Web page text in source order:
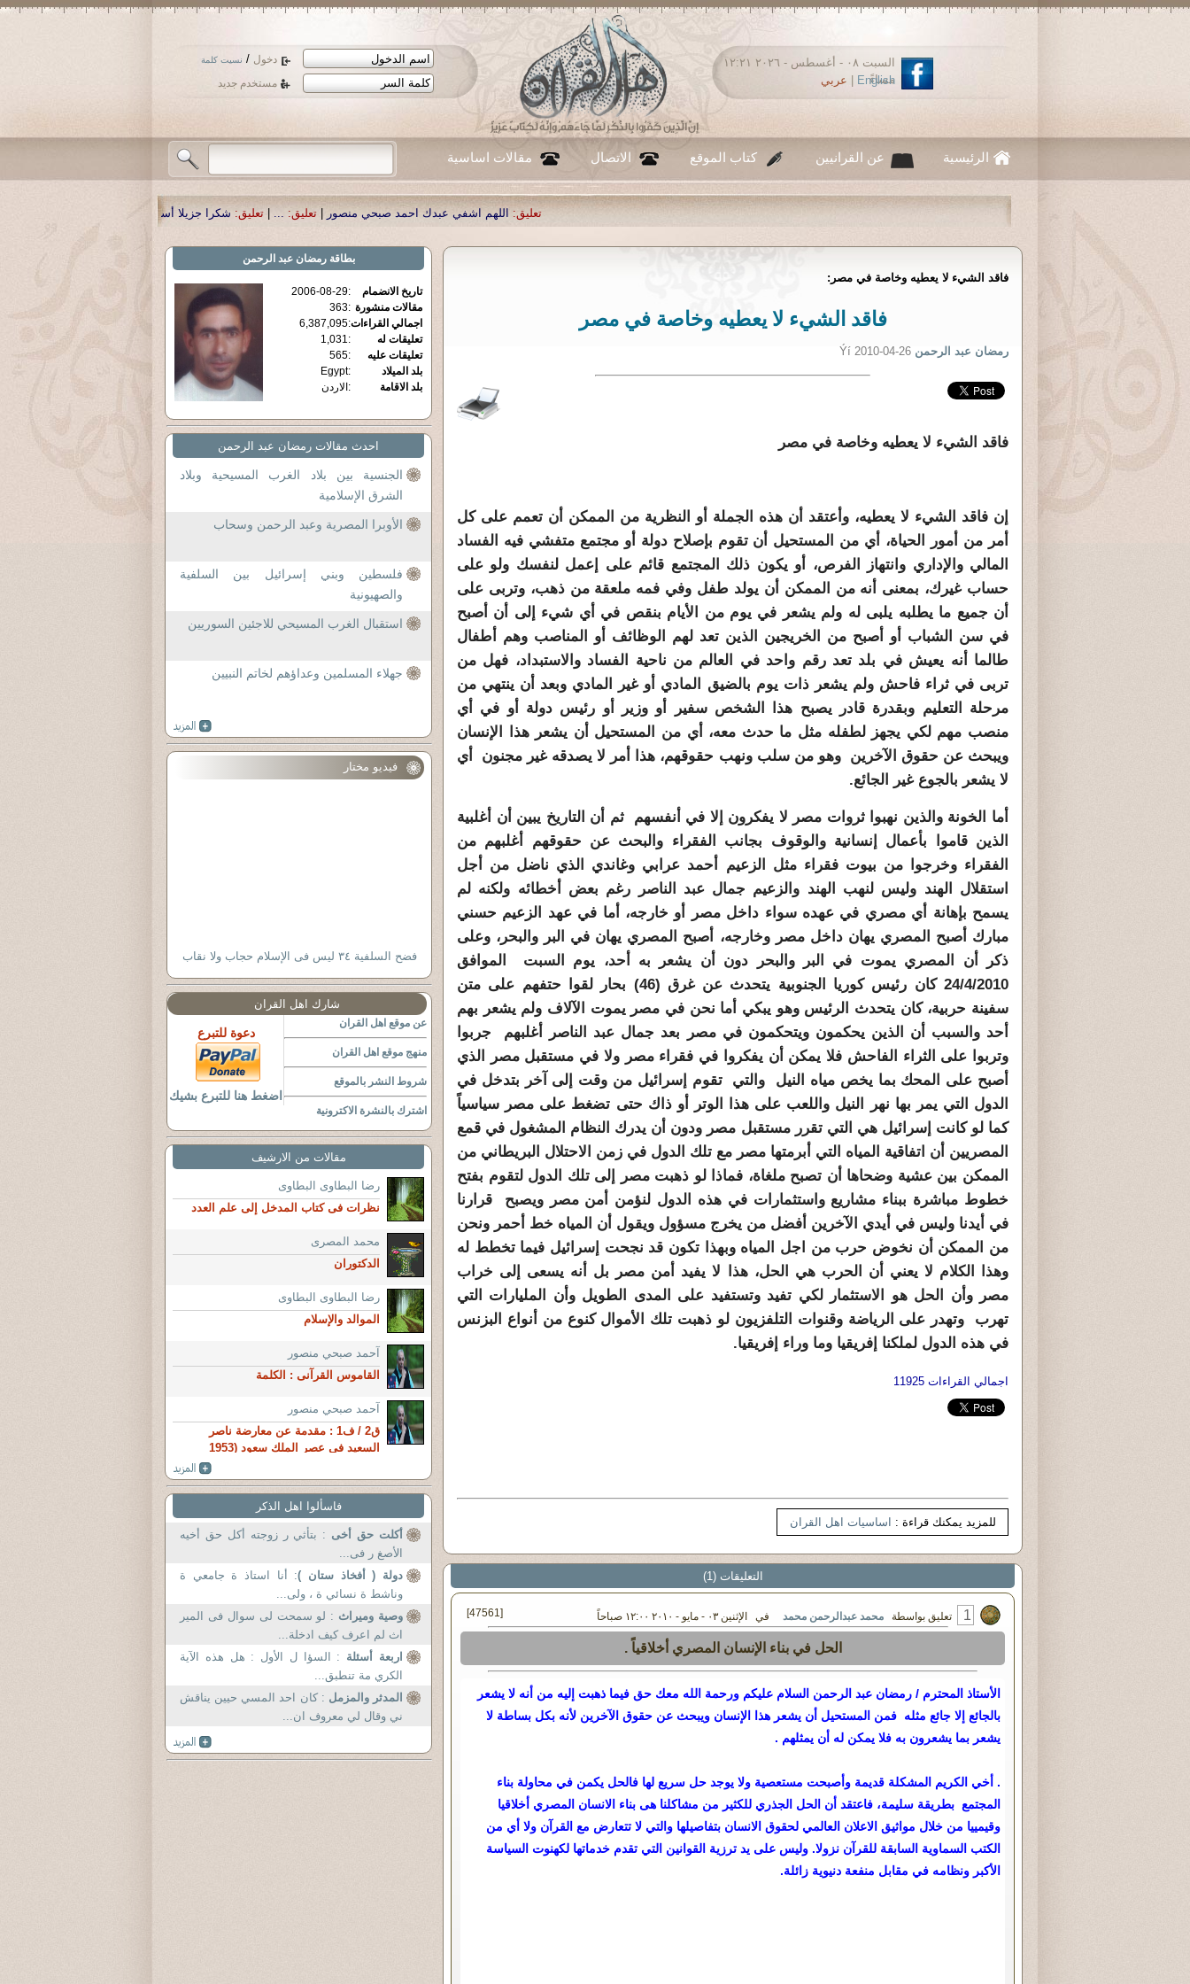
دخول / نسيت كلمة
مستخدم جديد
السبت ٠٨ - أغسطس - ٢٠٢٦ ١٢:٢١
مساءً
English عربي
الرئيسية عن القرانيين كتاب الموقع الاتصال مقالات اساسية
اللهم اشفي عبدك احمد صبحي منصور|تعليق: ...
|تعليق: شكرا جزيلا أستاذ حمد الحمد .أكرمكم الله .
فاقد الشيء لا يعطيه وخاصة في مصر:
فاقد الشيء لا يعطيه وخاصة في مصر
رمضان عبد الرحمن Ýí 2010-04-26
فاقد الشيء لا يعطيه وخاصة في مصر
إن فاقد الشيء لا يعطيه، وأعتقد أن هذه الجملة أو النظرية من الممكن أن تعمم على كل
أمر من أمور الحياة، أي من المستحيل أن تقوم بإصلاح دولة أو مجتمع متفشي فيه الفساد
المالي والإداري وانتهاز الفرص، أو يكون ذلك المجتمع قائم على إعمل لنفسك ولو على
حساب غيرك، بمعنى أنه من الممكن أن يولد طفل وفي فمه ملعقة من ذهب، وتربى على
أن جميع ما يطلبه يلبى له ولم يشعر في يوم من الأيام بنقص في أي شيء إلى أن أصبح
في سن الشباب أو أصبح من الخريجين الذين تعد لهم الوظائف أو المناصب وهم أطفال
طالما أنه يعيش في بلد تعد رقم واحد في العالم من ناحية الفساد والاستبداد، فهل من
تربى في ثراء فاحش ولم يشعر ذات يوم بالضيق المادي أو غير المادي وبعد أن ينتهي من
مرحلة التعليم وبقدرة قادر يصبح هذا الشخص سفير أو وزير أو رئيس دولة أو في أي
منصب مهم لكي يجهز لطفله مثل ما حدث معه، أي من المستحيل أن يشعر هذا الإنسان
ويبحث عن حقوق الآخرين وهو من سلب ونهب حقوقهم، هذا أمر لا يصدقه غير مجنون أي
لا يشعر بالجوع غير الجائع.
أما الخونة والذين نهبوا ثروات مصر لا يفكرون إلا في أنفسهم ثم أن التاريخ يبين أن أغلبية
الذين قاموا بأعمال إنسانية والوقوف بجانب الفقراء والبحث عن حقوقهم أغلبهم من
الفقراء وخرجوا من بيوت فقراء مثل الزعيم أحمد عرابي وغاندي الذي ناضل من أجل
استقلال الهند وليس لنهب الهند والزعيم جمال عبد الناصر رغم بعض أخطائه ولكنه لم
يسمح بإهانة أي مصري في عهده سواء داخل مصر أو خارجه، أما في عهد الزعيم حسني
مبارك أصبح المصري يهان داخل مصر وخارجه، أصبح المصري يهان في البر والبحر، وعلى
ذكر أن المصري يموت في البر والبحر دون أن يشعر به أحد، يوم السبت الموافق
24/4/2010 كان رئيس كوريا الجنوبية يتحدث عن غرق (46) بحار لقوا حتفهم على متن
سفينة حربية، كان يتحدث الرئيس وهو يبكي أما نحن في مصر يموت الآلاف ولم يشعر بهم
أحد والسبب أن الذين يحكمون ويتحكمون في مصر بعد جمال عبد الناصر أغلبهم جربوا
وتربوا على الثراء الفاحش فلا يمكن أن يفكروا في فقراء مصر ولا في مستقبل مصر الذي
أصبح على المحك بما يخص مياه النيل والتي تقوم إسرائيل من وقت إلى آخر بتدخل في
الدول التي يمر بها نهر النيل واللعب على هذا الوتر أو ذاك حتى تضغط على مصر سياسياً
كما لو كانت إسرائيل هي التي تقرر مستقبل مصر ودون أن يدرك النظام المشغول في قمع
المصريين أن اتفاقية المياه التي أبرمتها مصر مع تلك الدول في زمن الاحتلال البريطاني من
الممكن بين عشية وضحاها أن تصبح ملغاة، فماذا لو ذهبت مصر إلى تلك الدول لتقوم بفتح
خطوط مباشرة ببناء مشاريع واستثمارات في هذه الدول لنؤمن أمن مصر ويصبح قرارنا
في أيدنا وليس في أيدي الآخرين أفضل من يخرج مسؤول ويقول أن المياه خط أحمر ونحن
من الممكن أن نخوض حرب من اجل المياه وبهذا تكون قد نجحت إسرائيل فيما تخطط له
وهذا الكلام لا يعني أن الحرب هي الحل، هذا لا يفيد أمن مصر بل أنه يسعى إلى خراب
مصر وأن الحل هو الاستثمار لكي تفيد وتستفيد على المدى الطويل وأن المليارات التي
تهرب وتهدر على الرياضة وقنوات التلفزيون لو ذهبت تلك الأموال كنوع من أنواع البزنس
في هذه الدول لملكنا إفريقيا وما وراء إفريقيا.
اجمالي القراءات 11925
للمزيد يمكنك قراءة : اساسيات اهل القران
التعليقات (1)
1 تعليق بواسطة محمد عبدالرحمن محمد في الإثنين ٠٣ - مايو - ٢٠١٠ ١٢:٠٠ صباحاً [47561]
الحل في بناء الإنسان المصري أخلاقياً .
الأستاذ المحترم / رمضان عبد الرحمن السلام عليكم ورحمة الله معك حق فيما ذهبت إليه من أنه لا يشعر
بالجائع إلا جائع مثله فمن المستحيل أن يشعر هذا الإنسان ويبحث عن حقوق الآخرين لأنه بكل بساطة لا
يشعر بما يشعرون به فلا يمكن له أن يمثلهم .
. أخي الكريم المشكلة قديمة وأصبحت مستعصية ولا يوجد حل سريع لها فالحل يكمن في محاولة بناء
المجتمع بطريقة سليمة، فاعتقد أن الحل الجذري للكثير من مشاكلنا هى بناء الانسان المصري أخلاقيا
وقيمييا من خلال مواثيق الاعلان العالمي لحقوق الانسان بتفاصيلها والتي لا تتعارض مع القرآن ولا أي من
الكتب السماوية السابقة للقرآن نزولا. وليس على يد ترزية القوانين التي تقدم خدماتها لكهنوت السياسة
الأكبر ونظامه في مقابل منفعة دنيوية زائلة.
بطاقةرمضان عبد الرحمن
تاريخ الانضمام :
2006-08-29
مقالات منشورة :
363
اجمالي القراءات:
6,387,095
تعليقات له
:
1,031
تعليقات عليه
:
565
بلد الميلاد
:
Egypt
بلد الاقامة
: الاردن
احدث مقالات رمضان عبد الرحمن
الجنسية بين بلاد الغرب المسيحية وبلاد
الشرق الإسلامية
الأوبرا المصرية وعبد الرحمن وسحاب
فلسطين وبني إسرائيل بين السلفية
والصهيونية
استقبال الغرب المسيحي للاجئين السوريين
جهلاء المسلمين وعداؤهم لخاتم النبيين
فيديو مختار
فضح السلفية ٣٤ ليس فى الإسلام حجاب ولا نقاب
شارك اهل القران
عن موقع اهل القران
منهج موقع اهل القران
شروط النشر بالموقع
اشترك بالنشرة الاكترونية
دعوة للتبرع
اضغط هنا للتبرع بشيك
مقالات من الارشيف
رضا البطاوى البطاوى
نظرات فى كتاب المدخل إلى علم العدد
محمد المصرى
الدكتوران
رضا البطاوى البطاوى
الموالد والإسلام
آحمد صبحي منصور
القاموس القرآنى : الكلمة
آحمد صبحي منصور
ق2 / ف1 : مقدمة عن معارضة ناصر
السعيد في عصر الملك سعود (1953
فاسألوا اهل الذكر
أكلت حق أخى : بتأثي ر زوجته أكل حق أخيه
الأصغ ر فى...
دولة ( أفخاذ ستان ): أنا استاذ ة جامعي ة
وناشط ة نسائي ة ، ولى...
وصية وميراث : لو سمحت لى سوال فى المير
اث لم اعرف كيف ادخلة...
اربعة أسئلة : السؤا ل الأول : هل هذه الآية
الكري مة تنطبق...
المدثر والمزمل : كان احد المسي حيين يناقش
ني وقال لي معروف ان...